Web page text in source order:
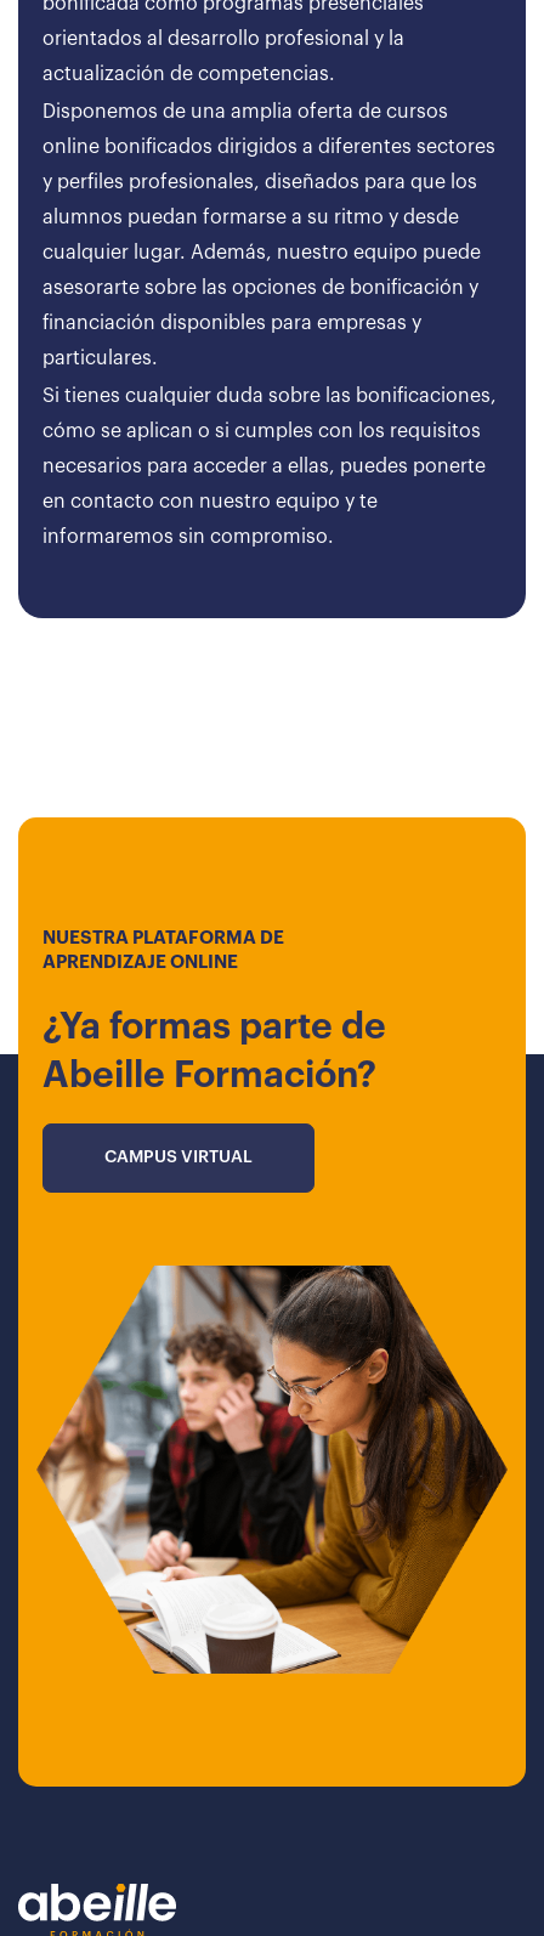
orientados al desarrollo profesional y la
actualización de competencias.
Disponemos de una amplia oferta de cursos
online bonificados dirigidos a diferentes sectores
y perfiles profesionales, diseñados para que los
alumnos puedan formarse a su ritmo y desde
cualquier lugar. Además, nuestro equipo puede
asesorarte sobre las opciones de bonificación y
financiación disponibles para empresas y
particulares.
Si tienes cualquier duda sobre las bonificaciones,
cómo se aplican o si cumples con los requisitos
necesarios para acceder a ellas, puedes ponerte
en contacto con nuestro equipo y te
informaremos sin compromiso.
NUESTRA PLATAFORMA DE
APRENDIZAJE ONLINE
¿Ya formas parte de
Abeille Formación?
CAMPUS VIRTUAL